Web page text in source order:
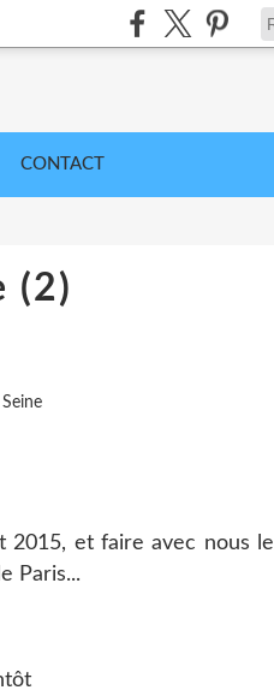
CONTACT
(2)
Seine
2015, et faire avec nous le
Paris...